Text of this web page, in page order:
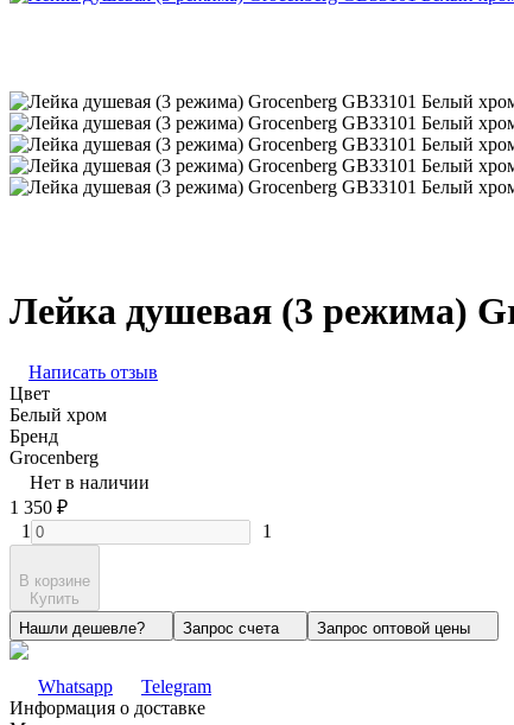
Лейка душевая (3 режима)
Написать отзыв
Цвет
Белый хром
Бренд
Grocenberg
Нет в наличии
1 350 ₽
1
1
В корзине
Купить
Нашли дешевле?
Запрос счета Запрос оптовой цены
Whatsapp
Telegram
Информация о доставке